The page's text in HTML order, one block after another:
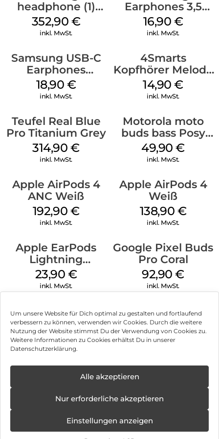
Um unsere Website für Dich optimal zu gestalten und fortlaufend
verbessern zu können, verwenden wir Cookies. Durch die weitere
Nutzung der Website stimmst Du der Verwendung von Cookies zu.
Weitere Informationen zu Cookies erhältst Du in unserer
Datenschutzerklärung.
Alle akzeptieren
Nur erforderliche akzeptieren
Einstellungen anzeigen
eine Verbindung zu deinen Android-Geräten herstellen. Dank
der Mehrfachverbindung kannst du nahtlos eine Verbindung
zu mehreren Quellen gleichzeitig herstellen, sodass du ein
headphone (1)
Weiß
352,90 €
inkl. MwSt.
Earphones 3,5
mm Schwarz
16,90 €
inkl. MwSt.
Samsung USB-C
Earphones
Schwarz
18,90 €
inkl. MwSt.
4Smarts
Kopfhörer Melody
Digital USB-C
Weiß
14,90€
inkl. MwSt.
Teufel Real Blue
Pro Titanium Grey
314,90€
inkl. MwSt.
Motorola moto
buds bass Posy
Green
49,90€
inkl. MwSt.
Apple AirPods 4
ANC Weiß
192,90 €
inkl. MwSt.
Apple AirPods 4
Weiß
138,90 €
inkl. MwSt.
Apple EarPods
Lightning
Anschluss Weiß
23,90 €
inkl. MwSt.
Google Pixel Buds
Pro Coral
92,90€
inkl. MwSt.
Impressum
Hinweis zur Batterieentsorgung
Newsletter
Öffnungstage
08.12.2025 -
Können wir Dir behilflich sein?